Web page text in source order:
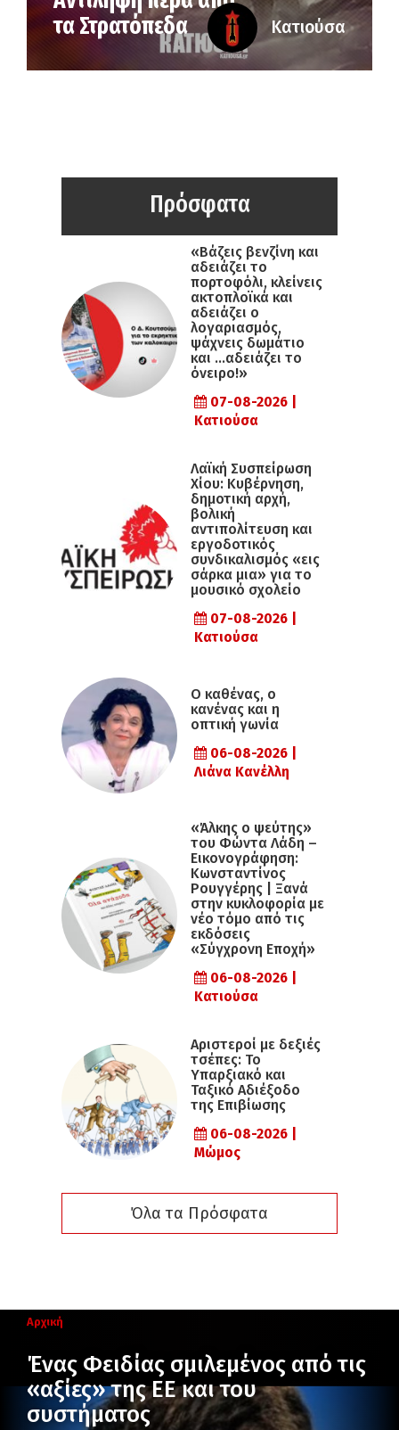
τα Στρατόπεδα
Κατιούσα
Πρόσφατα
«Βάζεις βενζίνη και
αδειάζει το
πορτοφόλι, κλείνεις
ακτοπλοϊκά και
αδειάζει ο
λογαριασμός,
ψάχνεις δωμάτιο
και …αδειάζει το
όνειρο!»
07-08-2026 |
Κατιούσα
Λαϊκή Συσπείρωση
Χίου: Κυβέρνηση,
δημοτική αρχή,
βολική
αντιπολίτευση και
εργοδοτικός
συνδικαλισμός «εις
σάρκα μια» για το
μουσικό σχολείο
07-08-2026 |
Κατιούσα
Ο καθένας, ο
κανένας και η
οπτική γωνία
06-08-2026 |
Λιάνα Κανέλλη
«Άλκης ο ψεύτης»
του Φώντα Λάδη –
Εικονογράφηση:
Κωνσταντίνος
Ρουγγέρης | Ξανά
στην κυκλοφορία με
νέο τόμο από τις
εκδόσεις
«Σύγχρονη Εποχή»
06-08-2026 |
Κατιούσα
Αριστεροί με δεξιές
τσέπες: Το
Υπαρξιακό και
Ταξικό Αδιέξοδο
της Επιβίωσης
06-08-2026 |
Μώμος
Όλα τα Πρόσφατα
Αρχική
Ένας Φειδίας σμιλεμένος από τις
«αξίες» της ΕΕ και του
συστήματος